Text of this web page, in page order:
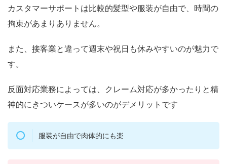
カスタマーサポートは比較的髪型や服装が自由で、時間の
拘束があまりありません。
また、接客業と違って週末や祝日も休みやすいのが魅力で
す。
反面対応業務によっては、クレーム対応が多かったりと精
神的にきついケースが多いのがデメリットです
服装が自由で肉体的にも楽